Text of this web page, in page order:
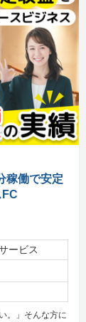
稼働で安定
ービス
。」そんな方に